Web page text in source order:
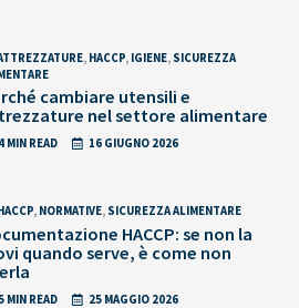
, HACCP, IGIENE, SICUREZZA
cambiare utensili e
nel settore alimentare
4 MIN READ 16 GIUGNO 2026
, NORMATIVE, SICUREZZA ALIMENTARE
HACCP: se non la
quando serve, è come non
MIN READ 25 MAGGIO 2026